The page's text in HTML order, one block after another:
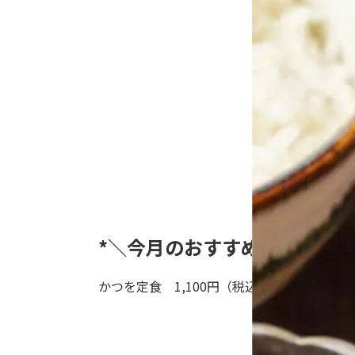
*＼今月のおすすめランチ情
かつを定食 1,100円（税込）